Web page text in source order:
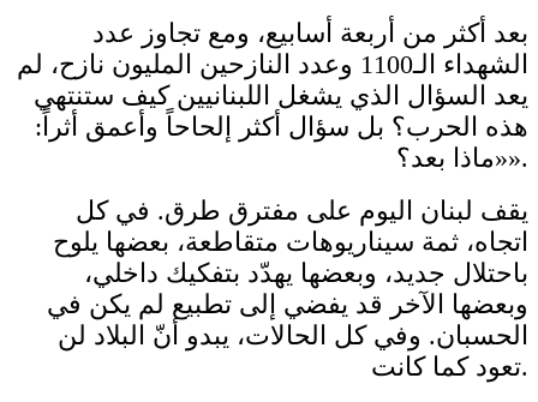
بعد أكثر من أربعة أسابيع، ومع تجاوز عدد
الشهداء الـ1100 وعدد النازحين المليون نازح، لم
يعد السؤال الذي يشغل اللبنانيين كيف ستنتهي
هذه الحرب؟ بل سؤال أكثر إلحاحاً وأعمق أثراً:
«ماذا بعد؟».
يقف لبنان اليوم على مفترق طرق. في كل
اتجاه، ثمة سيناريوهات متقاطعة، بعضها يلوح
باحتلال جديد، وبعضها يهدّد بتفكيك داخلي،
وبعضها الآخر قد يفضي إلى تطبيع لم يكن في
الحسبان. وفي كل الحالات، يبدو أنّ البلاد لن
تعود كما كانت.